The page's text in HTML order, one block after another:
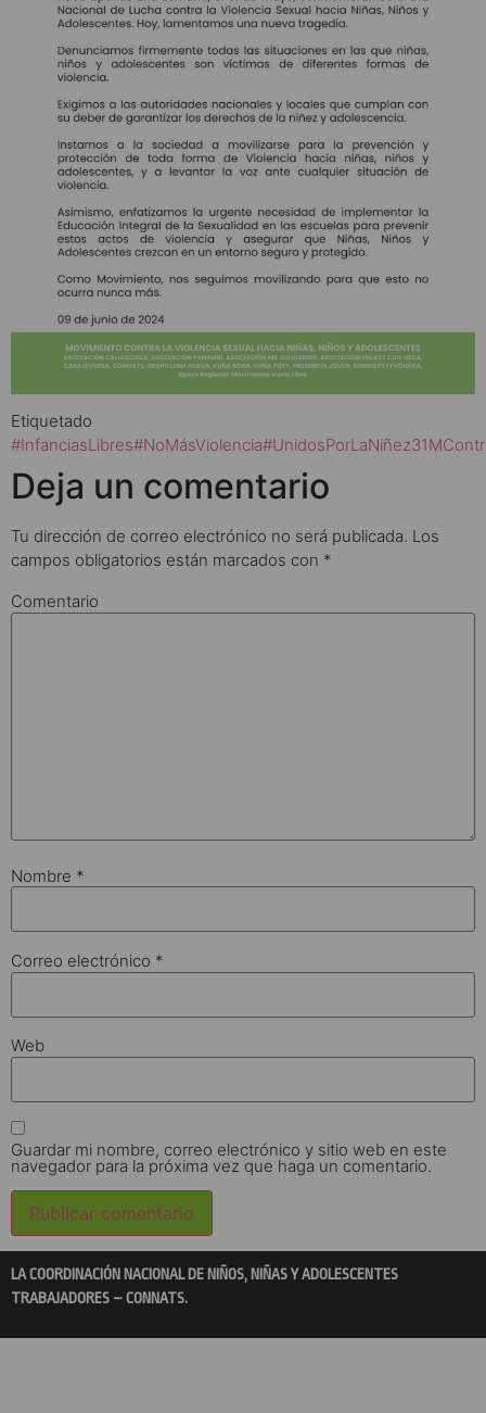
Etiquetado
#InfanciasLibres#NoMásViolencia#UnidosPorLaNiñez31M
Deja un comentario
Tu dirección de correo electrónico no será publicada. Los
campos obligatorios están marcados con *
Comentario
Nombre *
Correo electrónico *
Web
Guardar mi nombre, correo electrónico y sitio web en este
navegador para la próxima vez que haga un comentario.
LA COORDINACIÓN NACIONAL DE NIÑOS, NIÑAS Y ADOLESCENTES
TRABAJADORES – CONNATS.